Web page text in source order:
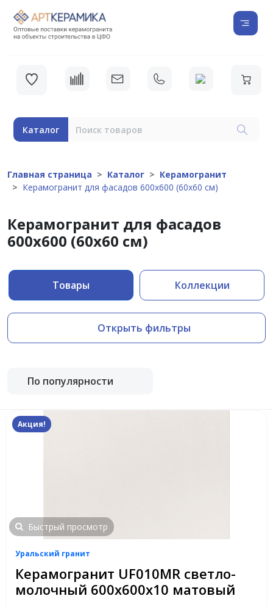
Каталог
Главная страница Каталог
Керамогранит
Керамогранит для фасадов 600х600 (60х60 см)
Керамогранит для фасадов
600х600 (60х60 см)
Товары Коллекции
Открыть фильтры
По популярности
Акция!
Быстрый просмотр
Уральский гранит
Керамогранит UF010MR светло-
молочный 600х600х10 матовый